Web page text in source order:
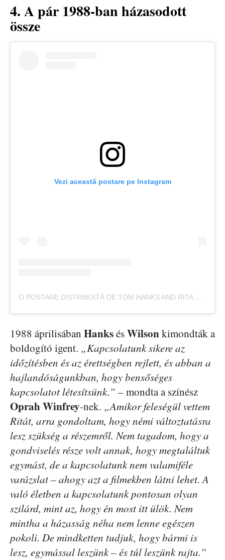
4. A pár 1988-ban házasodott
össze
Vezi această postare pe Instagram
O POSTARE DISTRIBUITĂ DE TOM HANKS AND RITA WILSON (@TOMHANKS_RITAWILSONFAN)
1988 áprilisában HanksésWilsonkimondták a
boldogító igent. „Kapcsolatunk sikere az
időzítésben és az érettségben rejlett, és abban a
hajlandóságunkban, hogy bensőséges
kapcsolatot létesítsünk.” – mondta a színész
Oprah Winfrey-nek. „Amikor feleségül vettem
Ritát, arra gondoltam, hogy némi változtatásra
lesz szükség a részemről. Nem tagadom, hogy a
gondviselés része volt annak, hogy megtaláltuk
egymást, de a kapcsolatunk nem valamiféle
varázslat – ahogy azt a filmekben látni lehet. A
való életben a kapcsolatunk pontosan olyan
szilárd, mint az, hogy én most itt ülök. Nem
mintha a házasság néha nem lenne egészen
pokoli. De mindketten tudjuk, hogy bármi is
lesz, egymással leszünk – és túl leszünk rajta.”